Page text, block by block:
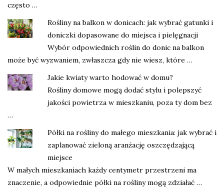
często …
Rośliny na balkon w donicach: jak wybrać gatunki i
doniczki dopasowane do miejsca i pielęgnacji
Wybór odpowiednich roślin do donic na balkon
może być wyzwaniem, zwłaszcza gdy nie wiesz, które …
Jakie kwiaty warto hodować w domu?
Rośliny domowe mogą dodać stylu i polepszyć
jakości powietrza w mieszkaniu, poza ty dom bez
…
Półki na rośliny do małego mieszkania: jak wybrać i
zaplanować zieloną aranżację oszczędzającą
miejsce
W małych mieszkaniach każdy centymetr przestrzeni ma
znaczenie, a odpowiednie półki na rośliny mogą zdziałać …